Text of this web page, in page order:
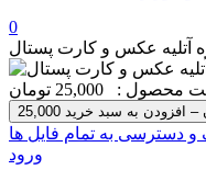
0
محصول : 25,000 تومان
– افزودن به سبد خرید
و دسترسی به تمام فایل ها
ورود